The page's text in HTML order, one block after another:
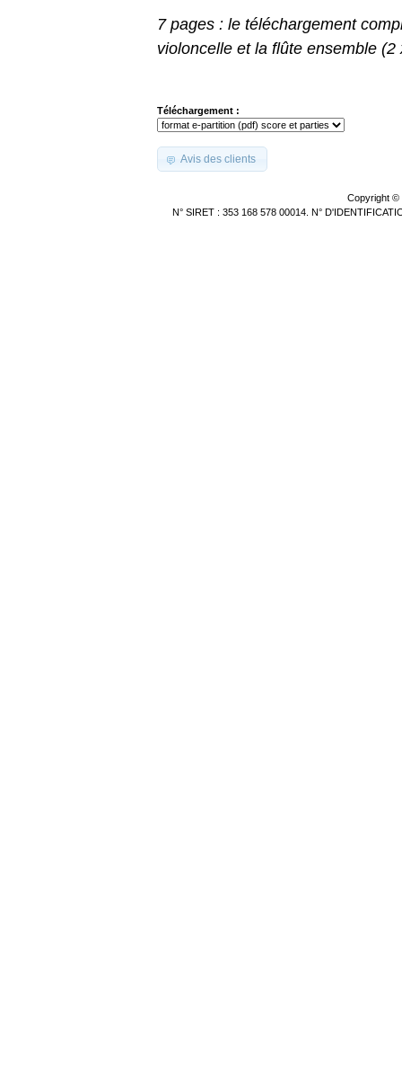
7 pages : le téléchargement
violoncelle et la flûte ensemble (2
Téléchargement :
Avis des clients
Copyright ©
N° SIRET : 353 168 578 00014. N°